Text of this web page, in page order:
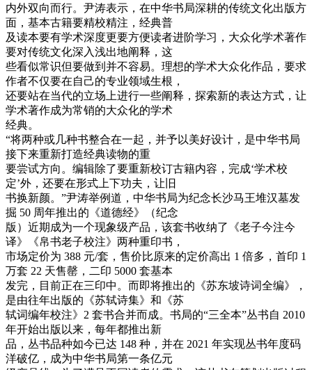
内外双向而行。尹涛表示，在中华书局深耕的传统文化出版方
面，基本古籍要精校精注，经典普
及读本要有学术深度更要方便读者进阶学习，大众化学术著作
要对传统文化深入浅出地阐释，这
些看似常识但要做到并不容易。理想的学术大众化作品，要求
作者不仅要在自己的专业领域生根，
还要站在当代的立场上进行一些阐释，探索新的表达方式，让
学术著作成为常销的大众化的学术
经典。
“将两种或几种书整合在一起，并予以美好设计，是中华书局
接下来重新打造经典读物的重
要尝试方向。编辑除了要重新校订古籍内容，完成‘学术校
定’外，还要在形式上下功夫，让旧
书换新颜。”尹涛举例道，中华书局为纪念长沙马王堆汉墓发
掘 50 周年推出的《道德经》（纪念
版）近期成为一个现象级产品，该套书收纳了《老子今注今
译》《帛书老子校注》两种重印书，
市场定价为 388 元/套，售价比原来的定价高出 1 倍多，首印 1
万套 22 天售罄，二印 5000 套基本
发完，目前正在三印中。而即将推出的《苏东坡诗词全编》，
是由往年出版的《苏轼诗集》和《苏
轼词编年校注》2 套书合并而成。书局的“三全本”丛书自 2010
年开始出版以来，每年都推出新
品，丛书品种如今已达 148 种，并在 2021 年实现丛书年度码
洋破亿，成为中华书局第一条亿元